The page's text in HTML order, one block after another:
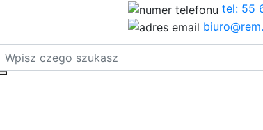
tel: 55